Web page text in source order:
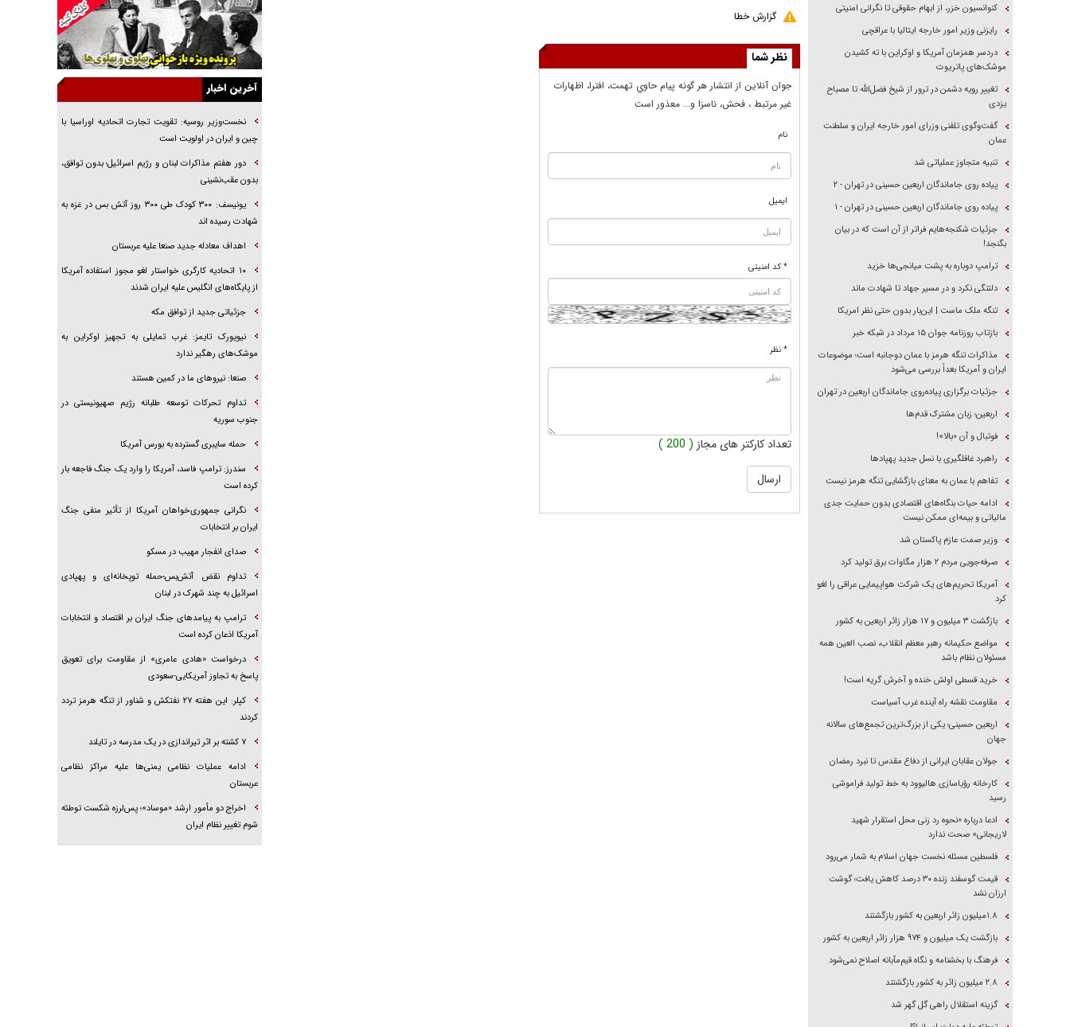
گزارش خطا
نظر شما
جوان آنلاين از انتشار هر گونه پيام حاوي تهمت، افترا، اظهارات
غير مرتبط ، فحش، ناسزا و... معذور است
نام
ایمیل
* کد امنیتی
* نظر
تعداد کارکتر های مجاز ( 200 )
کنوانسیون خزر، از ابهام حقوقی تا نگرانی امنیتی
رایزنی وزیر امور خارجه ایتالیا با عراقچی
دردسر همزمان آمریکا و اوکراین با ته کشیدن
موشک‌های پاتریوت
تغییر رویه دشمن در ترور از شیخ فضل‌الله تا مصباح
یزدی
گفت‌وگوی تلفنی وزرای امور خارجه ایران و سلطنت
عمان
تنبیه متجاوز عملیاتی شد
پیاده روی جاماندگان اربعین حسینی در تهران - ۲
پیاده روی جاماندگان اربعین حسینی در تهران - ۱
جزئیات شکنجه‌هایم فراتر از آن است که در بیان
بگنجد!
ترامپ دوباره به پشت میانجی‌ها خزید
دلتنگی نکرد و در مسیر جهاد تا شهادت ماند
تنگه ملک ماست | این‌بار بدون حتی نظر امریکا
بازتاب روزنامه جوان ۱۵ مرداد در شبکه خبر
مذاکرات تنگه هرمز با عمان دوجانبه است؛ موضوعات
ایران و آمریکا بعداً بررسی می‌شود
جزئیات برگزاری پیاده‌روی جاماندگان اربعین در تهران
اربعین؛ زبان مشترک قدم‌ها
فوتبال و آن «بالا»!
راهبرد غافلگیری با نسل جدید پهپاد‌ها
تفاهم با عمان به معنای بازگشایی تنگه هرمز نیست
ادامه حیات بنگاه‌های اقتصادی بدون حمایت جدی
مالیاتی و بیمه‌ای ممکن نیست
وزیر صمت عازم پاکستان شد
صرفه‌جویی مردم ۲ هزار مگاوات برق تولید کرد
آمریکا تحریم‌های یک شرکت هواپیمایی عراقی را لغو
کرد
بازگشت ۳ میلیون و ۱۷ هزار زائر اربعین به کشور
مواضع حکیمانه رهبر معظم انقلاب، نصب العین همه
مسئولان نظام باشد
خرید قسطی اولش خنده و آخرش گریه است!
مقاومت نقشه راه آینده غرب آسیاست
اربعین حسینی؛ یکی از بزرگ‌ترین تجمع‌های سالانه
جهان
جولان عقابان ایرانی از دفاع مقدس تا نبرد رمضان
کارخانه رؤیاسازی هالیوود به خط تولید فراموشی
رسید
ادعا درباره «نحوه رد زنی محل استقرار شهید
لاریجانی» صحت ندارد
فلسطین مسئله نخست جهان اسلام به شمار می‌رود
قیمت گوسفند زنده ۳۰ درصد کاهش یافت؛ گوشت
ارزان نشد
۱.۸میلیون زائر اربعین به کشور بازگشتند
بازگشت یک میلیون و ۹۷۴ هزار زائر اربعین به کشور
فرهنگ با بخشنامه و نگاه قیم‌مآبانه اصلاح نمی‌شود
۲.۸ میلیون زائر به کشور بازگشتند
گزینه استقلال راهی گل گهر شد
راهبرد غافلگیری با نسل جدید پهپاد‌ها
جنجال پزشکان تقلبی در صنعت زیبایی
یهودی‌ها در ادبیات داستانی اروپا؛ از شکسپیر تا
دیکنز
خواهرم فرمانده جهادی و اهل خدمت بی‌منت بود
جزئیات شکنجه‌هایم فراتر از آن است که در بیان
بگنجد!
برابر یورش به پاسگاه‌های پلیس
آخرین اخبار
نخست‌وزیر روسیه:‌ تقویت تجارت اتحادیه اوراسیا با
چین و ایران در اولویت است
دور هفتم مذاکرات لبنان و رژیم اسرائیل؛ بدون توافق،
بدون عقب‌نشینی
یونیسف: ۳۰۰ کودک طی ۳۰۰ روز آتش بس در غزه به
شهادت رسیده اند
اهداف معادله جدید صنعا علیه عربستان
۱۰ اتحادیه کارگری خواستار لغو مجوز استفاده آمریکا
از پایگاه‌های انگلیس علیه ایران شدند
جزئیاتی جدید از توافق مکه
نیویورک تایمز: غرب تمایلی به تجهیز اوکراین به
موشک‌های رهگیر ندارد
صنعا: نیروهای ما در کمین‌ هستند
تداوم تحرکات توسعه طلبانه رژیم صهیونیستی در
جنوب سوریه
حمله سایبری گسترده به بورس آمریکا
سندرز: ترامپ فاسد، آمریکا را وارد یک جنگ فاجعه بار
کرده است
نگرانی جمهوری‌خواهان آمریکا از تأثیر منفی جنگ
ایران بر انتخابات
صدای انفجار مهیب در مسکو
تداوم نقض آتش‌بس؛حمله توپخانه‌ای و پهپادی
اسرائیل به چند شهرک در لبنان
ترامپ به پیامدهای جنگ ایران بر اقتصاد و انتخابات
آمریکا اذعان کرده است
درخواست «هادی عامری» از مقاومت برای تعویق
پاسخ به تجاوز آمریکایی-سعودی
کپلر: این هفته ۲۷ نفتکش و شناور از تنگه هرمز تردد
کردند
۷ کشته بر اثر تیراندازی در یک مدرسه در تایلند
ادامه عملیات نظامی یمنی‌ها علیه مراکز نظامی
عربستان
اخراج دو مأمور ارشد «موساد»؛ پس‌لرزه شکست توطئه
شوم تغییر نظام ایران